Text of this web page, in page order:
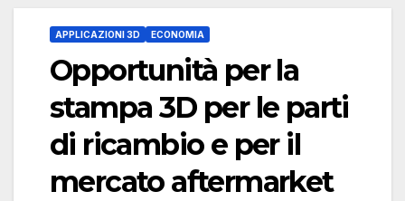
APPLICAZIONI 3D ECONOMIA
Opportunità per la
stampa 3D per le parti
di ricambio e per il
mercato aftermarket